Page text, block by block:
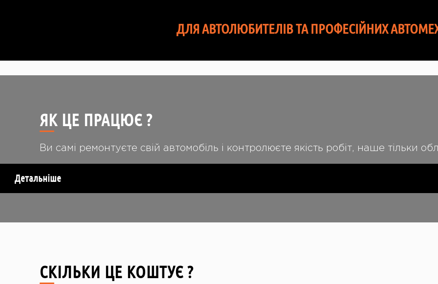
ДЛЯ АВТОЛЮБИТЕЛІВ ТА ПРОФЕСІЙНИХ
ЯК ЦЕ ПРАЦЮЄ ?
Ви самі ремонтуєте свій автомобіль і контролюєте якість робіт, наше тільки
Детальніше
СКІЛЬКИ ЦЕ КОШТУЄ ?